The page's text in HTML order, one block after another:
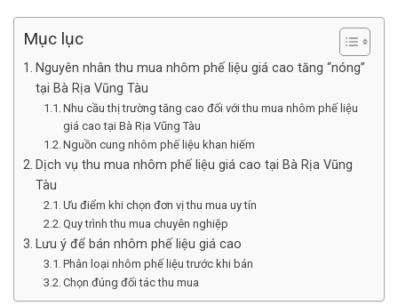
Mục lục
Nguyên nhân thu mua nhôm phế liệu giá cao tăng “nóng”
tại Bà Rịa Vũng Tàu
Nhu cầu thị trường tăng cao đối với thu mua nhôm phế liệu
giá cao tại Bà Rịa Vũng Tàu
Nguồn cung nhôm phế liệu khan hiếm
Dịch vụ thu mua nhôm phế liệu giá cao tại Bà Rịa Vũng
Tàu
Ưu điểm khi chọn đơn vị thu mua uy tín
Quy trình thu mua chuyên nghiệp
Lưu ý để bán nhôm phế liệu giá cao
Phân loại nhôm phế liệu trước khi bán
Chọn đúng đối tác thu mua